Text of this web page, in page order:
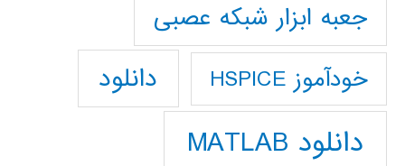
جعبه ابزار شبکه عصبی
خودآموز HSPICE دانلود
دانلود MATLAB